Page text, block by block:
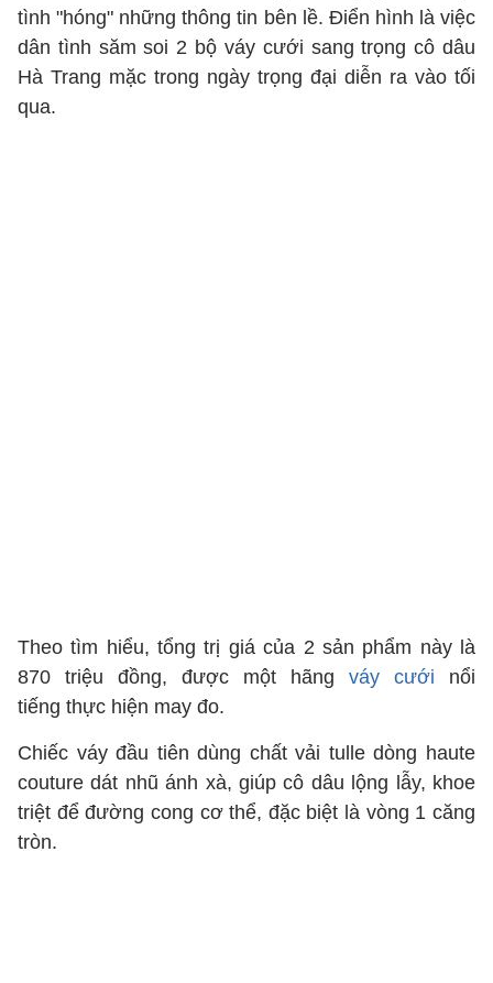
tình "hóng" những thông tin bên lề. Điển hình là việc
dân tình săm soi 2 bộ váy cưới sang trọng cô dâu
Hà Trang mặc trong ngày trọng đại diễn ra vào tối
qua.
Theo tìm hiểu, tổng trị giá của 2 sản phẩm này là
870 triệu đồng, được một hãng váy cưới nổi
tiếng thực hiện may đo.
Chiếc váy đầu tiên dùng chất vải tulle dòng haute
couture dát nhũ ánh xà, giúp cô dâu lộng lẫy, khoe
triệt để đường cong cơ thể, đặc biệt là vòng 1 căng
tròn.